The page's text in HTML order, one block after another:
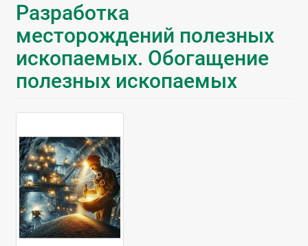
Разработка
месторождений полезных
ископаемых. Обогащение
полезных ископаемых